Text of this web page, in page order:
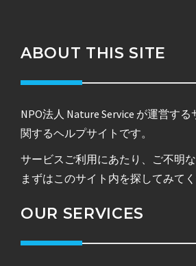
ABOUT THIS SITE
NPO法人 Nature Service が運営す
関するヘルプサイトです。
サービスご利用にあたり、ご不明
まずはこのサイト内を探してみてく
OUR SERVICES